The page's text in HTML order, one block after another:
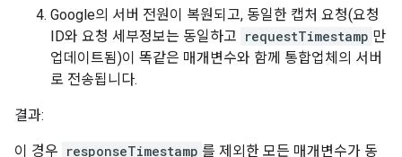
Google의 서버 전원이 복원되고, 동일한 캡처 요청(요청
ID와 요청 세부정보는 동일하고 requestTimestamp 만
업데이트됨)이 똑같은 매개변수와 함께 통합업체의 서버
로 전송됩니다.
결과:
이 경우 responseTimestamp 를 제외한 모든 매개변수가 동